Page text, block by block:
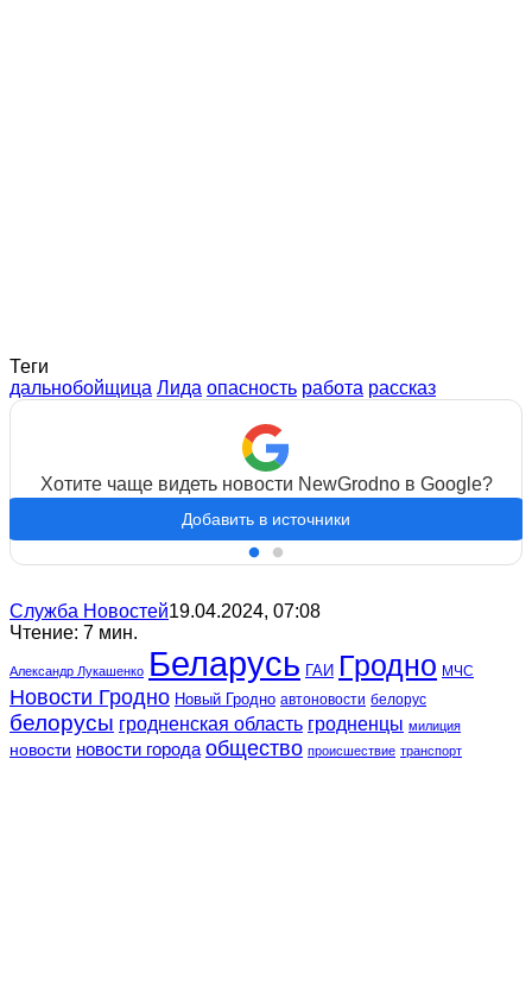
Теги
дальнобойщица Лида опасность работа рассказ
Хотите чаще видеть новости NewGrodno в Google?
Добавить в источники
Служба Новостей19.04.2024, 07:08
Чтение: 7 мин.
Александр Лукашенко Беларусь ГАИ Гродно МЧС
Новости Гродно Новый Гродно автоновости белорус
белорусы гродненская область гродненцы милиция
новости новости города общество происшествие транспорт